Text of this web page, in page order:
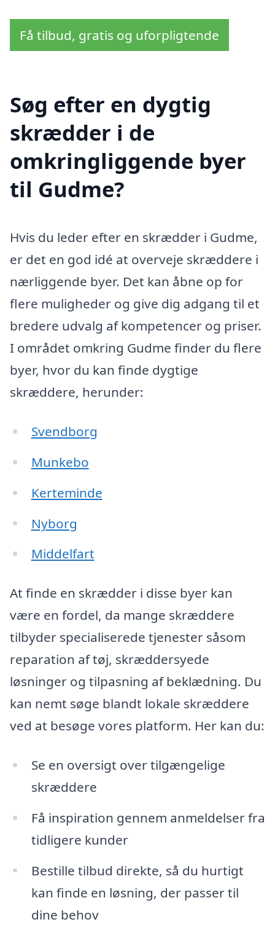
Få tilbud, gratis og uforpligtende
Søg efter en dygtig
skrædder i de
omkringliggende byer
til Gudme?
Hvis du leder efter en skrædder i Gudme,
er det en god idé at overveje skræddere i
nærliggende byer. Det kan åbne op for
flere muligheder og give dig adgang til et
bredere udvalg af kompetencer og priser.
I området omkring Gudme finder du flere
byer, hvor du kan finde dygtige
skræddere, herunder:
Svendborg
Munkebo
Kerteminde
Nyborg
Middelfart
At finde en skrædder i disse byer kan
være en fordel, da mange skræddere
tilbyder specialiserede tjenester såsom
reparation af tøj, skræddersyede
løsninger og tilpasning af beklædning. Du
kan nemt søge blandt lokale skræddere
ved at besøge vores platform. Her kan du:
Se en oversigt over tilgængelige
skræddere
Få inspiration gennem anmeldelser fra
tidligere kunder
Bestille tilbud direkte, så du hurtigt
kan finde en løsning, der passer til
dine behov